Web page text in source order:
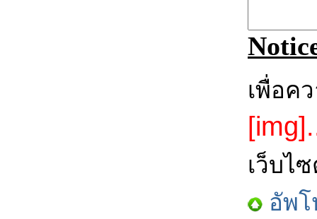
เพื่อค
เว็บไ
อัพ